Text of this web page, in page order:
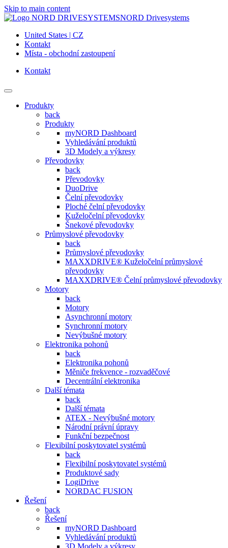
Skip to main content
NORD Drivesystems
United States | CZ
Kontakt
Místa - obchodní zastoupení
Kontakt
Produkty
back
Produkty
myNORD Dashboard
Vyhledávání produktů
3D Modely a výkresy
Převodovky
back
Převodovky
DuoDrive
Čelní převodovky
Ploché čelní převodovky
Kuželočelní převodovky
Šnekové převodovky
Průmyslové převodovky
back
Průmyslové převodovky
MAXXDRIVE® Kuželočelní průmyslové
převodovky
MAXXDRIVE® Čelní průmyslové převodovky
Motory
back
Motory
Asynchronní motory
Synchronní motory
Nevýbušné motory
Elektronika pohonů
back
Elektronika pohonů
Měniče frekvence - rozvaděčové
Decentrální elektronika
Další témata
back
Další témata
ATEX - Nevýbušné motory
Národní právní úpravy
Funkční bezpečnost
Flexibilní poskytovatel systémů
back
Flexibilní poskytovatel systémů
Produktové sady
LogiDrive
NORDAC FUSION
Řešení
back
Řešení
myNORD Dashboard
Vyhledávání produktů
3D Modely a výkresy